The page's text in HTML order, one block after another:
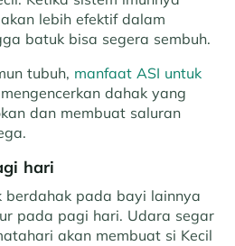
lebih efektif dalam
batuk bisa segera sembuh.
tubuh, manfaat ASI untuk
dahak yang
dan membuat saluran
hari
berdahak pada bayi lainnya
pada pagi hari. Udara segar
akan membuat si Kecil